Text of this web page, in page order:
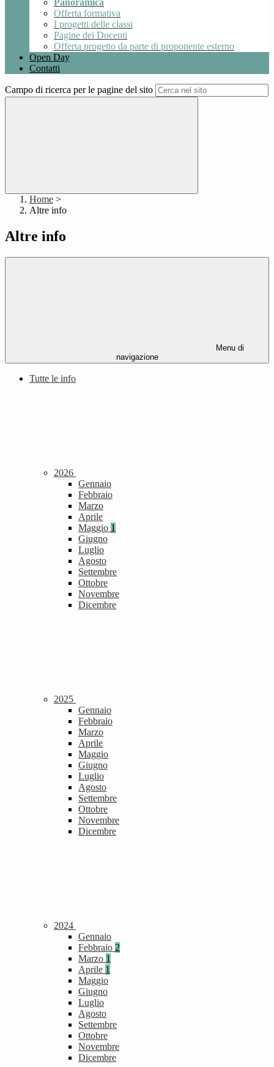
Panoramica
Offerta formativa
I progetti delle classi
Pagine dei Docenti
Offerta progetto da parte di proponente esterno
Open Day
Contatti
Campo di ricerca per le pagine del sito
Home >
Altre info
Altre info
Menu di
navigazione
Tutte le info
2026
Gennaio
Febbraio
Marzo
Aprile
Maggio 1
Giugno
Luglio
Agosto
Settembre
Ottobre
Novembre
Dicembre
2025
Gennaio
Febbraio
Marzo
Aprile
Maggio
Giugno
Luglio
Agosto
Settembre
Ottobre
Novembre
Dicembre
2024
Gennaio
Febbraio 2
Marzo 1
Aprile 1
Maggio
Giugno
Luglio
Agosto
Settembre
Ottobre
Novembre
Dicembre